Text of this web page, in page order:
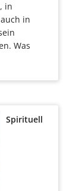
in
in
Was
Spirituell